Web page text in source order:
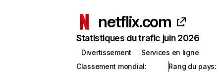
netflix.com
Statistiques du trafic juin 2026
Divertissement
Services en ligne
Classement mondial:
Rang du pays: